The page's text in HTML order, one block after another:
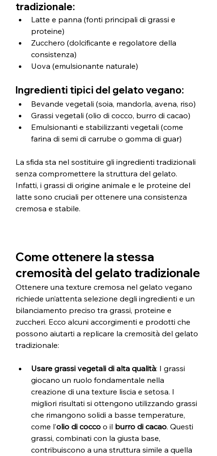
tradizionale:
Latte e panna (fonti principali di grassi e
proteine)
Zucchero (dolcificante e regolatore della
consistenza)
Uova (emulsionante naturale)
Ingredienti tipici del gelato vegano:
Bevande vegetali (soia, mandorla, avena, riso)
Grassi vegetali (olio di cocco, burro di cacao)
Emulsionanti e stabilizzanti vegetali (come
farina di semi di carrube o gomma di guar)
La sfida sta nel sostituire gli ingredienti tradizionali
senza compromettere la struttura del gelato.
Infatti, i grassi di origine animale e le proteine del
latte sono cruciali per ottenere una consistenza
cremosa e stabile.
Come ottenere la stessa
cremosità del gelato tradizionale
Ottenere una texture cremosa nel gelato vegano
richiede un’attenta selezione degli ingredienti e un
bilanciamento preciso tra grassi, proteine e
zuccheri. Ecco alcuni accorgimenti e prodotti che
possono aiutarti a replicare la cremosità del gelato
tradizionale:
Usare grassi vegetali di alta qualità: I grassi
giocano un ruolo fondamentale nella
creazione di una texture liscia e setosa. I
migliori risultati si ottengono utilizzando grassi
che rimangono solidi a basse temperature,
come l’olio di cocco o il burro di cacao. Questi
grassi, combinati con la giusta base,
contribuiscono a una struttura simile a quella